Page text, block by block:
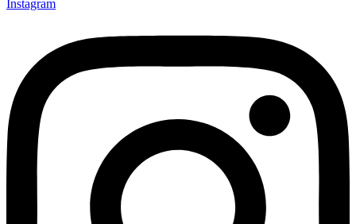
Instagram